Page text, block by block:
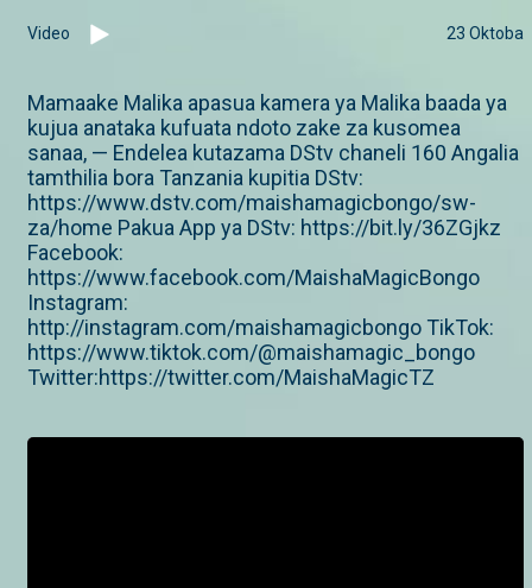
Video 23 Oktoba
Mamaake Malika apasua kamera ya Malika baada ya
kujua anataka kufuata ndoto zake za kusomea
sanaa, — Endelea kutazama DStv chaneli 160 Angalia
tamthilia bora Tanzania kupitia DStv:
https://www.dstv.com/maishamagicbongo/sw-
za/home Pakua App ya DStv: https://bit.ly/36ZGjkz
Facebook:
https://www.facebook.com/MaishaMagicBongo
Instagram:
http://instagram.com/maishamagicbongo TikTok:
https://www.tiktok.com/@maishamagic_bongo
Twitter:https://twitter.com/MaishaMagicTZ